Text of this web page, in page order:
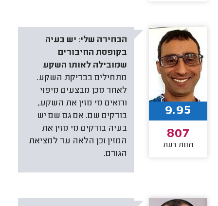
הבחירה שלי: יש בעיה
בקופסת החיבורים
שמובילה לאותו השקע
מתחילים בבדיקת השקע.
לאחר מכן מבצעים מיפוי
ורואים מי מזין את השקע,
בודקים שם. אם גם שם יש
בעיה בודקים מי מזין את
המזין וכן הלאה עד למציאת
הגורם.
9.95
807
חוות דעת